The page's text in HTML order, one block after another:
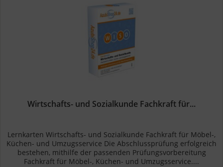
Wirtschafts- und Sozialkunde Fachkraft für...
Lernkarten Wirtschafts- und Sozialkunde Fachkraft für Möbel-,
Küchen- und Umzugsservice Die Abschlussprüfung erfolgreich
bestehen, mithilfe der passenden Prüfungsvorbereitung
Fachkraft für Möbel-, Küchen- und Umzugsservice....